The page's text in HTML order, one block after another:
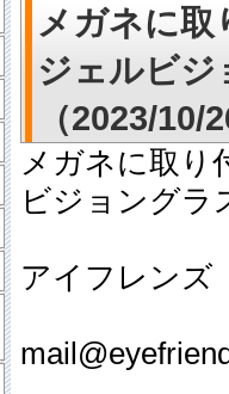
メガネに取
ジェルビジ
（2023/10/
メガネに取り
ビジョングラ
アイフレン